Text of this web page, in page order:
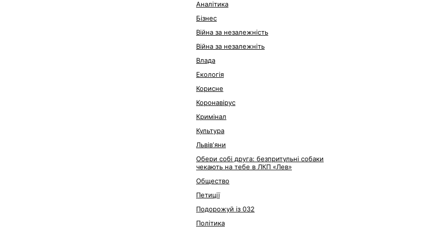
Аналітика
Бізнес
Війна за незалежність
Війна за незалежніть
Влада
Екологія
Корисне
Коронавірус
Кримінал
Культура
Львівʼяни
Обери собі друга: безпритульні собаки
чекають на тебе в ЛКП «Лев»
Общество
Петиції
Подорожуй із 032
Політика